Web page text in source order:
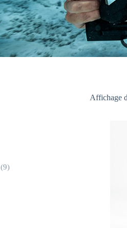
Affichage
(9)